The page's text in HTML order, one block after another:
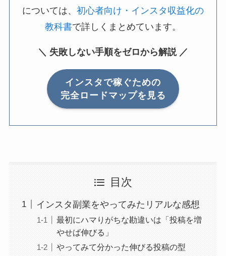
については、 初心者向け・インスタ収益化の
教科書で詳しくまとめています。
＼ 失敗しない手順をゼロから解説 ／
インスタで稼ぐための
完全ロードマップを見る
目次
インスタ副業をやってみたリアルな感想
最初にハマりがちな勘違いは「投稿を増
やせば伸びる」
やってみて分かった伸びる投稿の型